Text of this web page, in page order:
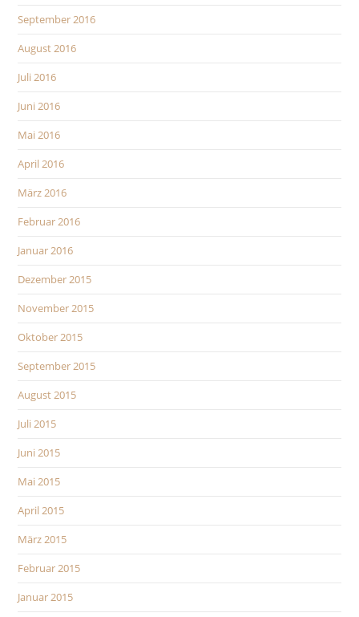
September 2016
August 2016
Juli 2016
Juni 2016
Mai 2016
April 2016
März 2016
Februar 2016
Januar 2016
Dezember 2015
November 2015
Oktober 2015
September 2015
August 2015
Juli 2015
Juni 2015
Mai 2015
April 2015
März 2015
Februar 2015
Januar 2015